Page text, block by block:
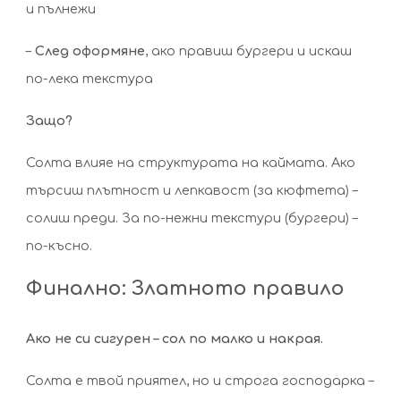
и пълнежи
– След оформяне, ако правиш бургери и искаш
по-лека текстура
Защо?
Солта влияе на структурата на каймата. Ако
търсиш плътност и лепкавост (за кюфтета) –
солиш преди. За по-нежни текстури (бургери) –
по-късно.
Финално: Златното правило
Ако не си сигурен – сол по малко и накрая.
Солта е твой приятел, но и строга господарка –